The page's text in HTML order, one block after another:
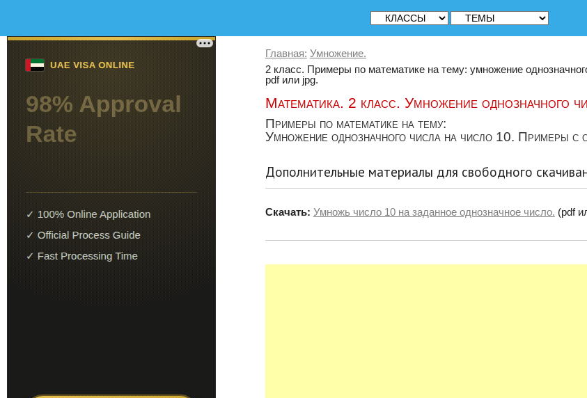
Главная: Умножение.
2 класс. Примеры по математике на тему: умножение
pdf или jpg.
Математика. 2 класс. Умножение однозначного
Примеры по математике на тему:
Умножение однозначного числа на число 10. Примеры с
Дополнительные материалы для свободного
Скачать: Умножь число 10 на заданное однозначное число. (pdf